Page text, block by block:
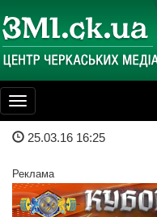
Toggle
navigation
25.03.16 16:25
Реклама